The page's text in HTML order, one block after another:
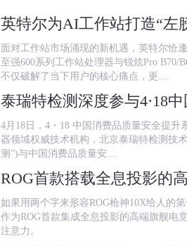
英特尔为AI工作站打造“左
面对工作站市场涌现的新机遇，英特尔
至强600系列工作站处理器与锐炫Pro B70/
不仅破解了当下用户的核心痛点，更…
4月18日，4・18 中国消费品质量安全提
器领域权威技术机构，北京泰瑞特检测技
测”)与中国消费品质量安…
如果用两个字来形容ROG枪神10X给人的
作为ROG首款集成全息投影的高端旗舰电
注意力。